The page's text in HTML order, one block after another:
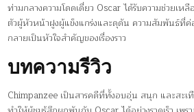
ท่ามกลางความโดดเดี่ยว Oscar ได้รับความช่วยเ
ตัวผู้หัวหน้าฝูงผู้แข็งแกร่งและดุดัน ความสัมพันธ์ที่ค่
กลายเป็นหัวใจสำคัญของเรื่องราว
บทความรีวิว
Chimpanzee เป็นสารคดีที่ทั้งอบอุ่น สนุก และสะ